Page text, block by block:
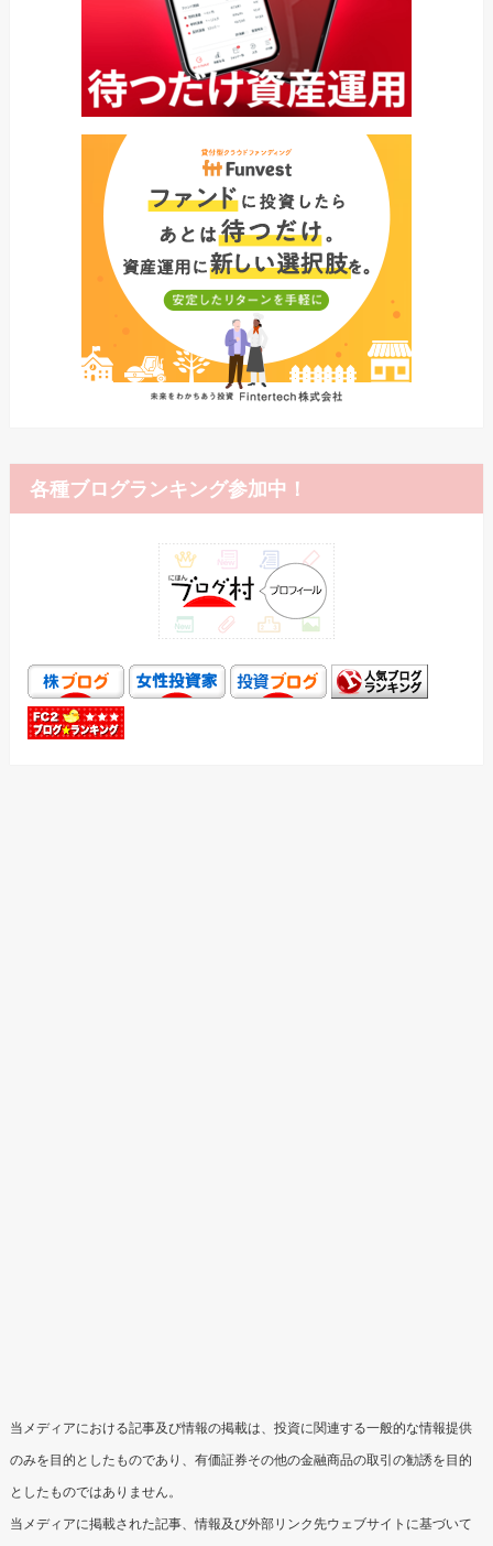
各種ブログランキング参加中！
当メディアにおける記事及び情報の掲載は、投資に関連する一般的な情報提供
のみを目的としたものであり、有価証券その他の金融商品の取引の勧誘を目的
としたものではありません。
当メディアに掲載された記事、情報及び外部リンク先ウェブサイトに基づいて